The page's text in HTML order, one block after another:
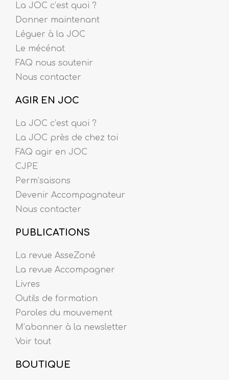
La JOC c’est quoi ?
Donner maintenant
Léguer à la JOC
Le mécénat
FAQ nous soutenir
Nous contacter
AGIR EN JOC
La JOC c’est quoi ?
La JOC près de chez toi
FAQ agir en JOC
CJPE
Perm’saisons
Devenir Accompagnateur
Nous contacter
PUBLICATIONS
La revue AsseZoné
La revue Accompagner
Livres
Outils de formation
Paroles du mouvement
M’abonner à la newsletter
Voir tout
BOUTIQUE